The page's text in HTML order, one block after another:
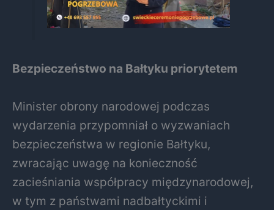
Bezpieczeństwo na Bałtyku priorytetem
Minister obrony narodowej podczas
wydarzenia przypomniał o wyzwaniach
bezpieczeństwa w regionie Bałtyku,
zwracając uwagę na konieczność
zacieśniania współpracy międzynarodowej,
w tym z państwami nadbałtyckimi i